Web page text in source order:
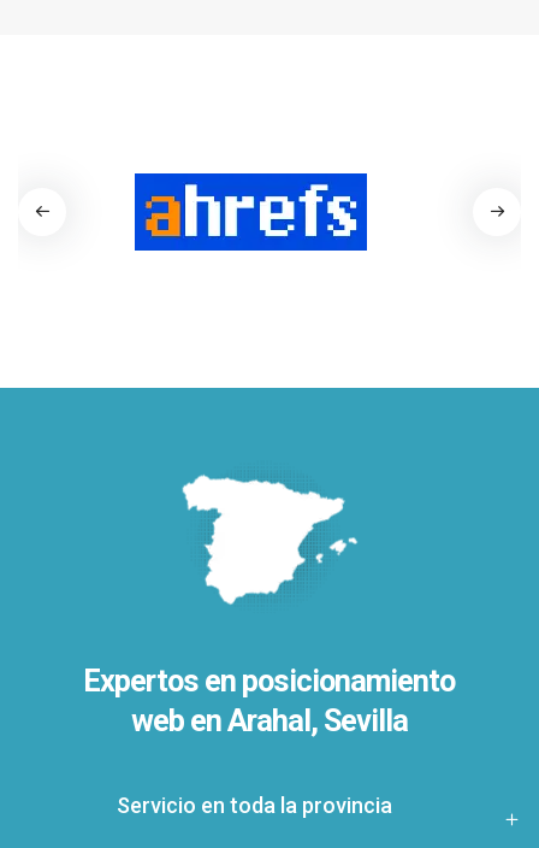
Expertos en posicionamiento
web en Arahal, Sevilla
Servicio en toda la provincia